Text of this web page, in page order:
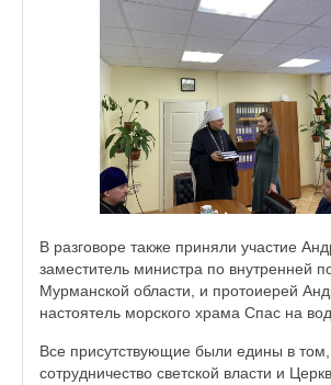
В разговоре также приняли участие
заместитель министра по внутренней
Мурманской области, и протоиерей
настоятель морского храма Спас на
Все присутствующие были едины в том,
сотрудничество светской власти и